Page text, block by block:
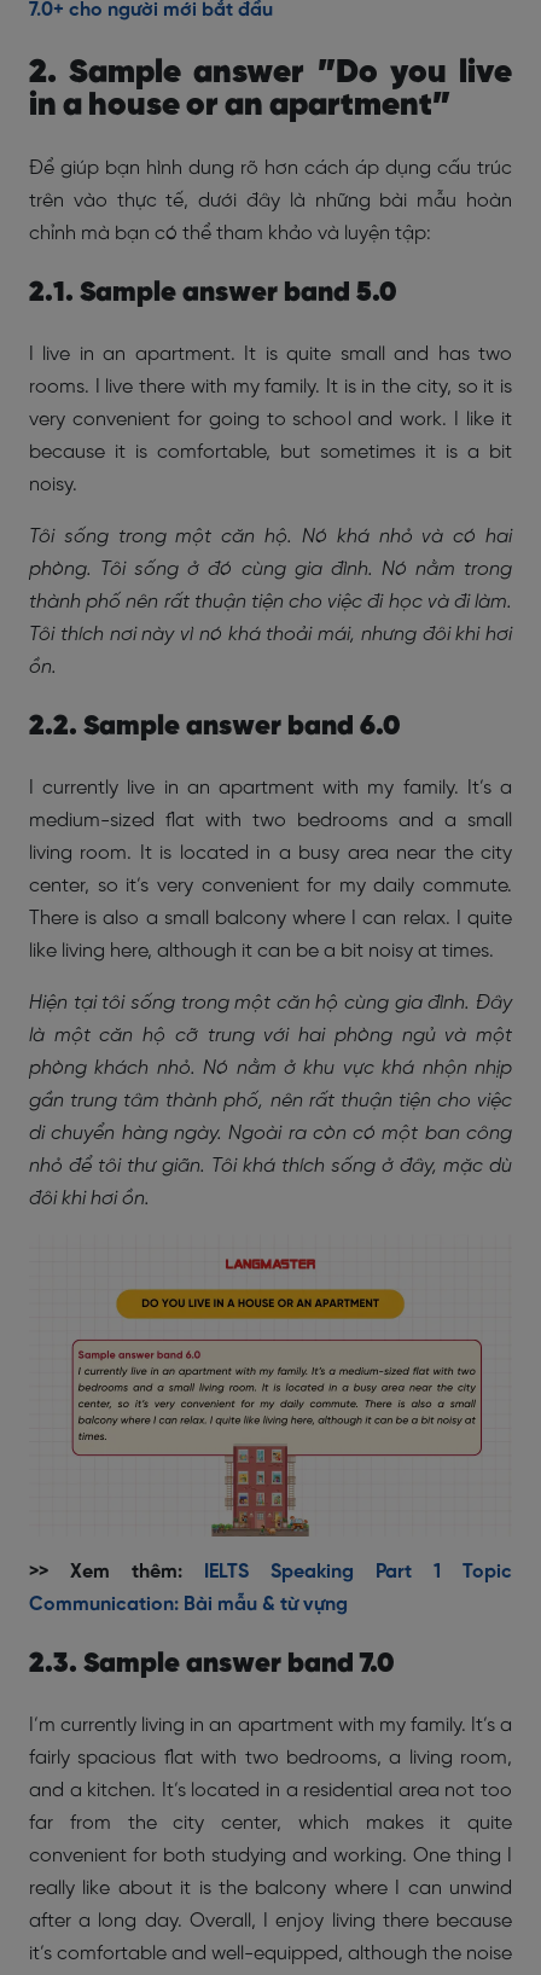
7.0+ cho người mới bắt đầu
2. Sample answer ”Do you live
in a house or an apartment”
Để giúp bạn hình dung rõ hơn cách áp dụng cấu trúc
trên vào thực tế, dưới đây là những bài mẫu hoàn
chỉnh mà bạn có thể tham khảo và luyện tập:
2.1. Sample answer band 5.0
I live in an apartment. It is quite small and has two
rooms. I live there with my family. It is in the city, so it is
very convenient for going to school and work. I like it
because it is comfortable, but sometimes it is a bit
noisy.
Tôi sống trong một căn hộ. Nó khá nhỏ và có hai
phòng. Tôi sống ở đó cùng gia đình. Nó nằm trong
thành phố nên rất thuận tiện cho việc đi học và đi làm.
Tôi thích nơi này vì nó khá thoải mái, nhưng đôi khi hơi
ồn.
2.2. Sample answer band 6.0
I currently live in an apartment with my family. It’s a
medium-sized flat with two bedrooms and a small
living room. It is located in a busy area near the city
center, so it’s very convenient for my daily commute.
There is also a small balcony where I can relax. I quite
like living here, although it can be a bit noisy at times.
Hiện tại tôi sống trong một căn hộ cùng gia đình. Đây
là một căn hộ cỡ trung với hai phòng ngủ và một
phòng khách nhỏ. Nó nằm ở khu vực khá nhộn nhịp
gần trung tâm thành phố, nên rất thuận tiện cho việc
di chuyển hàng ngày. Ngoài ra còn có một ban công
nhỏ để tôi thư giãn. Tôi khá thích sống ở đây, mặc dù
đôi khi hơi ồn.
>> Xem thêm:
IELTS Speaking Part 1 Topic
Communication: Bài mẫu & từ vựng
2.3. Sample answer band 7.0
I’m currently living in an apartment with my family. It’s a
fairly spacious flat with two bedrooms, a living room,
and a kitchen. It’s located in a residential area not too
far from the city center, which makes it quite
convenient for both studying and working. One thing I
really like about it is the balcony where I can unwind
after a long day. Overall, I enjoy living there because
it’s comfortable and well-equipped, although the noise